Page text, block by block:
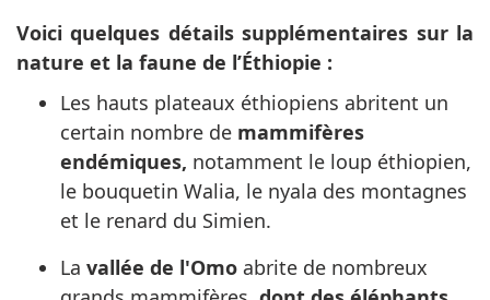
Voici quelques détails supplémentaires sur la
nature et la faune de l’Éthiopie :
Les hauts plateaux éthiopiens abritent un
certain nombre de mammifères
endémiques, notamment le loup éthiopien,
le bouquetin Walia, le nyala des montagnes
et le renard du Simien.
La vallée de l'Omo abrite de nombreux